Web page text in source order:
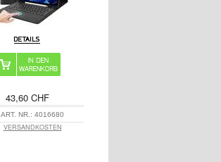
43,60 CHF
ART. NR.:4016680
VERSANDKOSTEN